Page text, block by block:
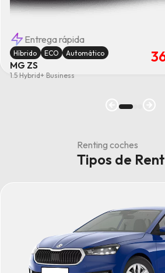
Entrega rápida
MG ZS
1.5 Hybrid+ Business
Híbrido ECO Automático
Renting coches
Tipos de